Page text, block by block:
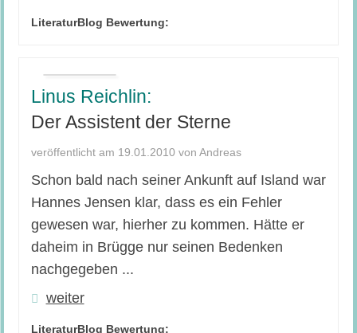
LiteraturBlog Bewertung:
Linus Reichlin:
Der Assistent der Sterne
veröffentlicht am 19.01.2010 von Andreas
Schon bald nach seiner Ankunft auf Island war
Hannes Jensen klar, dass es ein Fehler
gewesen war, hierher zu kommen. Hätte er
daheim in Brügge nur seinen Bedenken
nachgegeben ...
weiter
LiteraturBlog Bewertung: